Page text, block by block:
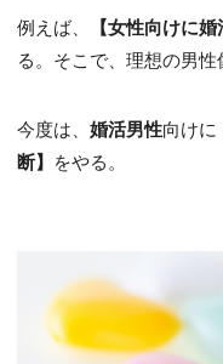
例えば、 【女性向けに
る。そこで、理想の男性
今度は、 婚活男性向けに
断】
をやる。